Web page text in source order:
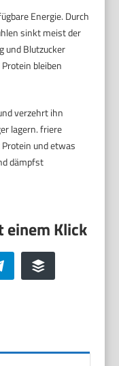
Energie. Durch
sinkt meist der
und Blutzucker
bleiben
verzehrt ihn
lagern. friere
und etwas
dämpfst
Telegram Buffer